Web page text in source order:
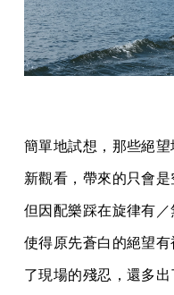
簡單地試想，那些絕
新觀看，帶來的只會是
但因配樂踩在旋律有／
使得原先蒼白的絕望
了現場的殘忍，還多